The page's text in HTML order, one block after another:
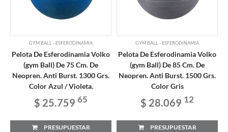
GYM BALL - ESFERODINAMIA
Pelota De Esferodinamia Volko
(gym Ball) De 75 Cm. De
Neopren. Anti Burst. 1300 Grs.
Color Azul / Violeta.
$ 25.759 65
PRESUPUESTAR
GYM BALL - ESFERODINAMIA
Pelota De Esferodinamia Volko
(gym Ball) De 85 Cm. De
Neopren. Anti Burst. 1500 Grs.
Color Gris
$ 28.069 12
PRESUPUESTAR